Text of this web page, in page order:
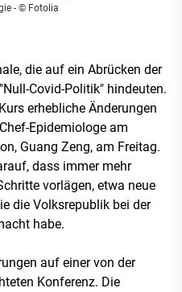
- © Fotolia
die auf ein Abrücken der
Covid-Politik" hindeuten.
erhebliche Änderungen
Epidemiologe am
Guang Zeng, am Freitag.
dass immer mehr
vorlägen, etwa neue
die Volksrepublik bei der
habe.
auf einer von der
Konferenz. Die